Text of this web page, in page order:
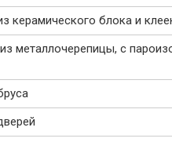
керамического блока и
металлочерепицы, с